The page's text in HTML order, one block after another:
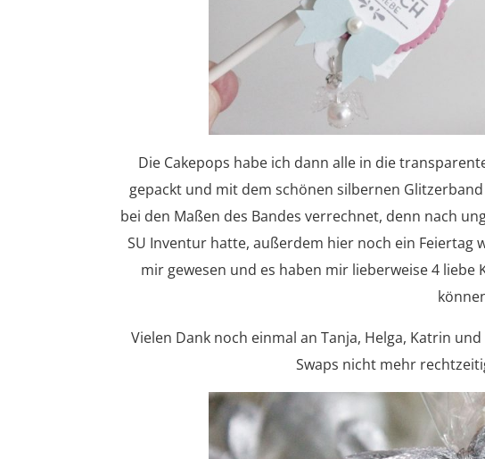
Die Cakepops habe ich dann alle in die
gepackt und mit dem schönen silbernen
bei den Maßen des Bandes verrechnet, denn nach
SU Inventur hatte, außerdem hier noch ein
mir gewesen und es haben mir lieberweise 4
Vielen Dank noch einmal an Tanja, Helga, Katrin
Swaps nicht mehr